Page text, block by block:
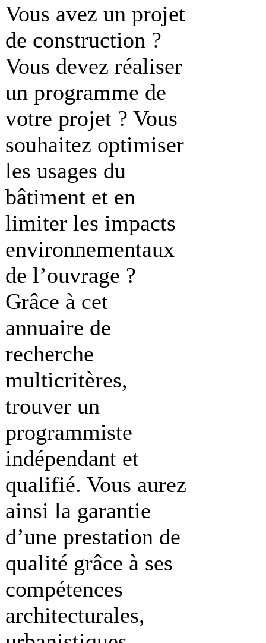
Vous avez un projet
de construction ?
Vous devez réaliser
un programme de
votre projet ? Vous
souhaitez optimiser
les usages du
bâtiment et en
limiter les impacts
environnementaux
de l’ouvrage ?
Grâce à cet
annuaire de
recherche
multicritères,
trouver un
programmiste
indépendant et
qualifié. Vous aurez
ainsi la garantie
d’une prestation de
qualité grâce à ses
compétences
architecturales,